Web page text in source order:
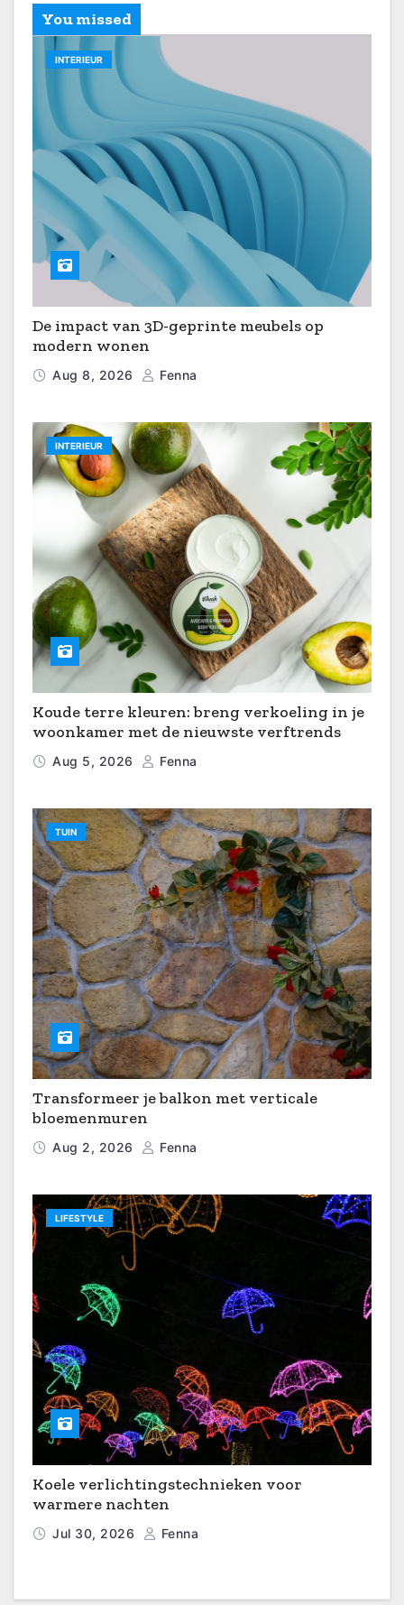
You missed
INTERIEUR
De impact van 3D-geprinte meubels op
modern wonen
Aug 8, 2026 Fenna
INTERIEUR
Koude terre kleuren: breng verkoeling in je
woonkamer met de nieuwste verftrends
Aug 5, 2026 Fenna
TUIN
Transformeer je balkon met verticale
bloemenmuren
Aug 2, 2026 Fenna
LIFESTYLE
Koele verlichtingstechnieken voor
warmere nachten
Jul 30, 2026 Fenna